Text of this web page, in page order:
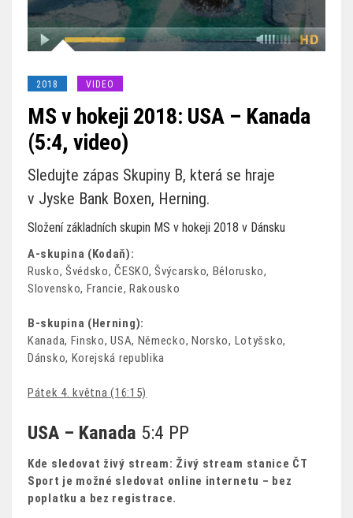
2018 VIDEO
MS v hokeji 2018: USA – Kanada
(5:4, video)
Sledujte zápas Skupiny B, která se hraje
v Jyske Bank Boxen, Herning.
Složení základních skupin MS v hokeji 2018 v Dánsku
A-skupina (Kodaň):
Rusko, Švédsko, ČESKO, Švýcarsko, Bělorusko,
Slovensko, Francie, Rakousko
B-skupina (Herning):
Kanada, Finsko, USA, Německo, Norsko, Lotyšsko,
Dánsko, Korejská republika
Pátek 4. května (16:15)
USA – Kanada 5:4 PP
Kde sledovat živý stream: Živý stream stanice ČT
Sport je možné sledovat online internetu – bez
poplatku a bez registrace.